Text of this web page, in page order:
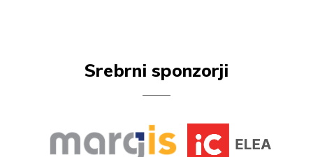
Srebrni sponzorji